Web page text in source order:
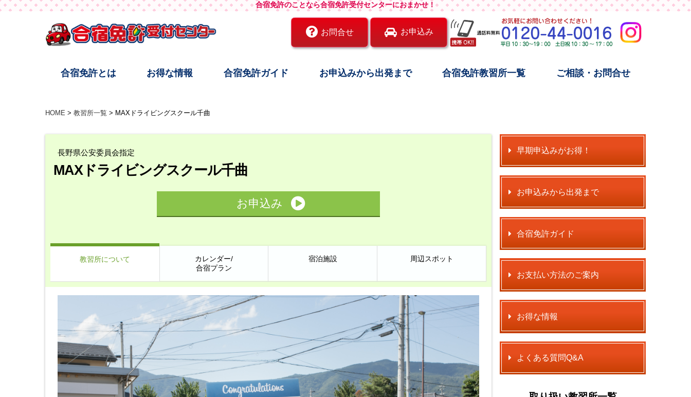
合宿免許のことなら合宿免許受付センターにおまかせ！
お問合せ お申込み
合宿免許とは お得な情報 合宿免許ガイド お申込みから出発まで 合宿免許教習所一覧 ご相談・お問合せ
HOME 教習所一覧 MAXドライビングスクール千曲
長野県公安委員会指定
MAXドライビングスクール千曲
お申込み
教習所について
カレンダー/
合宿プラン
宿泊施設 周辺スポット
早期申込みがお得！
お申込みから出発まで
合宿免許ガイド
お支払い方法のご案内
お得な情報
よくある質問Q&A